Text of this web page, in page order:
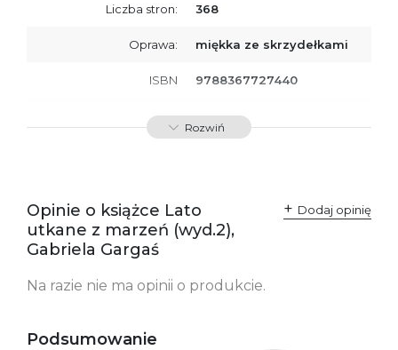
Liczba stron: 368
Oprawa: miękka ze skrzydełkami
ISBN 9788367727440
SKU: K800486
Polska
kontakt@wydajenamsie.pl
+48 61 623 38 38
informacje dotyczące
Rozwiń
Opinie o książce Lato
utkane z marzeń (wyd.2),
Gabriela Gargaś
Dodaj opinię
Na razie nie ma opinii o produkcie.
Podsumowanie